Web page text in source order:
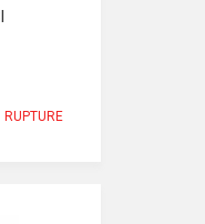
RUPTURE